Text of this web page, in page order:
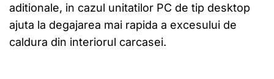
aditionale, in cazul unitatilor PC de tip desktop
ajuta la degajarea mai rapida a excesului de
caldura din interiorul carcasei.